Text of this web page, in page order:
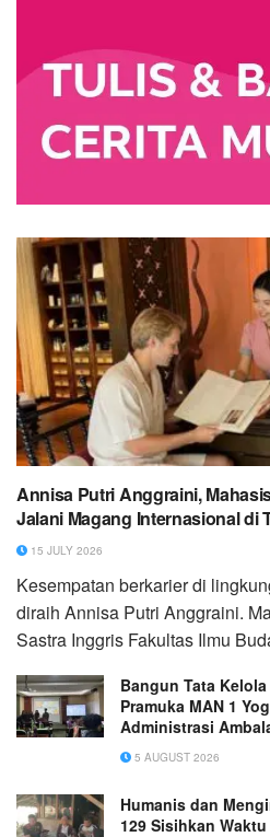
Annisa Putri Anggraini,
Jalani Magang Internasional di
15 JULY 2026
Kesempatan berkarier di
diraih Annisa Putri Anggraini.
Sastra Inggris Fakultas Ilmu
Bangun Tata
Pramuka MAN 1
Administrasi
5 AUGUST 2026
Humanis dan
129 Sisihkan